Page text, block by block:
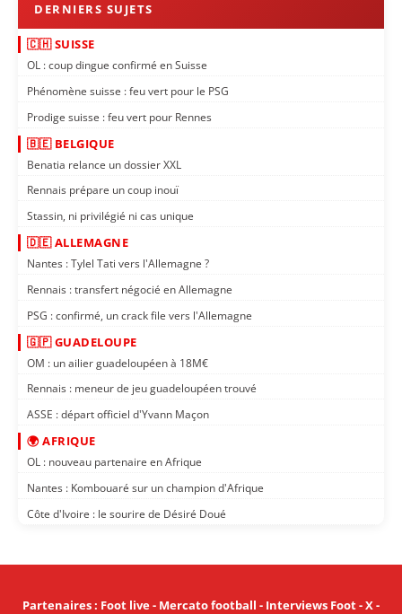
🇨🇭 SUISSE
OL : coup dingue confirmé en Suisse
Phénomène suisse : feu vert pour le PSG
Prodige suisse : feu vert pour Rennes
🇧🇪 BELGIQUE
Benatia relance un dossier XXL
Rennais prépare un coup inouï
Stassin, ni privilégié ni cas unique
🇩🇪 ALLEMAGNE
Nantes : Tylel Tati vers l'Allemagne ?
Rennais : transfert négocié en Allemagne
PSG : confirmé, un crack file vers l'Allemagne
🇬🇵 GUADELOUPE
OM : un ailier guadeloupéen à 18M€
Rennais : meneur de jeu guadeloupéen trouvé
ASSE : départ officiel d'Yvann Maçon
🌍 AFRIQUE
OL : nouveau partenaire en Afrique
Nantes : Kombouaré sur un champion d'Afrique
Côte d'Ivoire : le sourire de Désiré Doué
Partenaires: Foot live- Mercato football - Interviews Foot-X-